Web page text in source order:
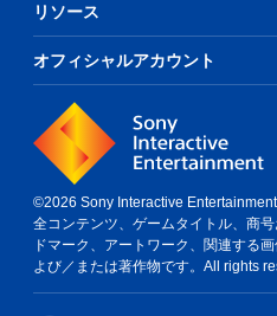
リソース
オフィシャルアカウント
©2026 Sony Interactive
全コンテンツ、ゲームタイトル、商
ドマーク、アートワーク、関連する
よび／または著作物です。All rights